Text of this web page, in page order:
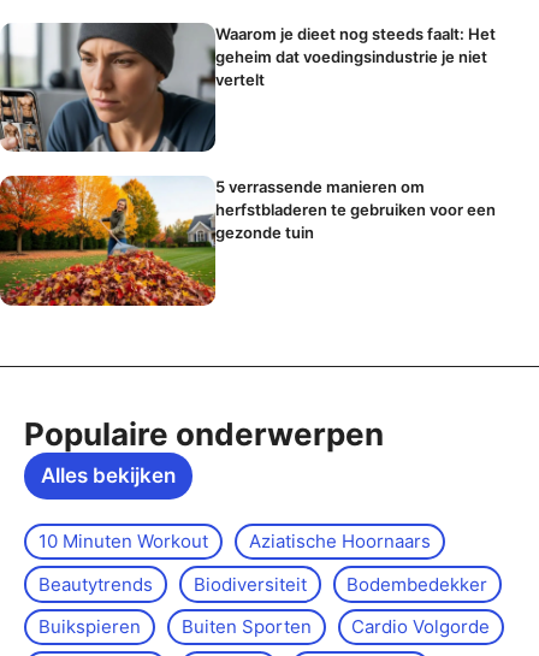
Waarom je dieet nog steeds faalt: Het
geheim dat voedingsindustrie je niet
vertelt
5 verrassende manieren om
herfstbladeren te gebruiken voor een
gezonde tuin
Populaire onderwerpen
Alles bekijken
10 Minuten Workout
Aziatische Hoornaars
Beautytrends
Biodiversiteit
Bodembedekker
Buikspieren
Buiten Sporten
Cardio Volgorde